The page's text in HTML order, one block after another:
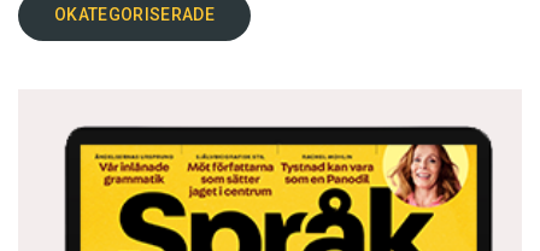
OKATEGORISERADE